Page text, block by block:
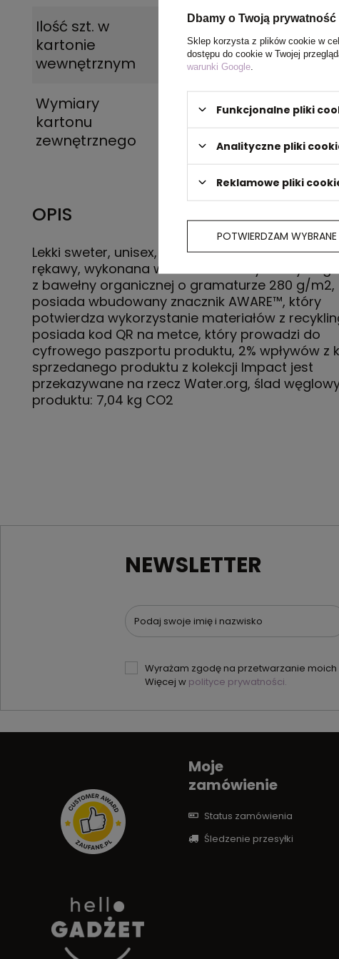
Ilość szt. w
kartonie
wewnętrznym
5
Wymiary
kartonu
zewnętrznego
60 x 40 x 25 cm
OPIS
Lekki sweter, unisex, regularny krój, okrągły
rękawy, wykonana w 30% z bawełny z
z bawełny organicznej o gramaturze 280 g/m2,
posiada wbudowany znacznik AWARE™, który
potwierdza wykorzystanie materiałów z
posiada kod QR na metce, który prowadzi do
cyfrowego paszportu produktu, 2% wpływów z
sprzedanego produktu z kolekcji Impact jest
przekazywane na rzecz Water.org, ślad
produktu: 7,04 kg CO2
NEWSLETTER
Podaj swoje imię i nazwisko
Wyrażam zgodę na przetwarzanie
Więcej w polityce prywatności.
Moje
zamówienie
Status zamówienia
Śledzenie przesyłki
Dbamy o Twoją prywatność
Sklep korzysta z plików cookie w
dostępu do cookie w Twojej
warunki Google
Funkcjonalne pliki
Analityczne pliki
Reklamowe pliki
POTWIERDZAM WYBRANE